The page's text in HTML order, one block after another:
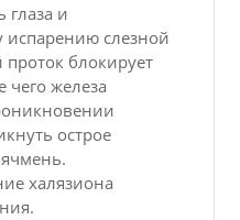
глаза и
испарению слезной
блокирует
чего железа
острое
халязиона